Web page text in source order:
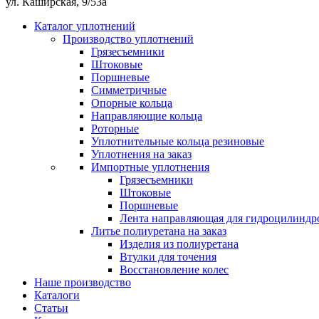
Каталог уплотнений
Производство уплотнений
Грязесъемники
Штоковые
Поршневые
Симметричные
Опорные кольца
Направляющие кольца
Роторные
Уплотнительные кольца резиновые
Уплотнения на заказ
Импортные уплотнения
Грязесъемники
Штоковые
Поршневые
Лента направляющая для
Литье полиуретана на заказ
Изделия из полиуретана
Втулки для точения
Восстановление колес
Наше производство
Каталоги
Статьи